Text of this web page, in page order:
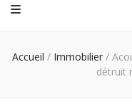
Accueil / Immobilier /
détruit